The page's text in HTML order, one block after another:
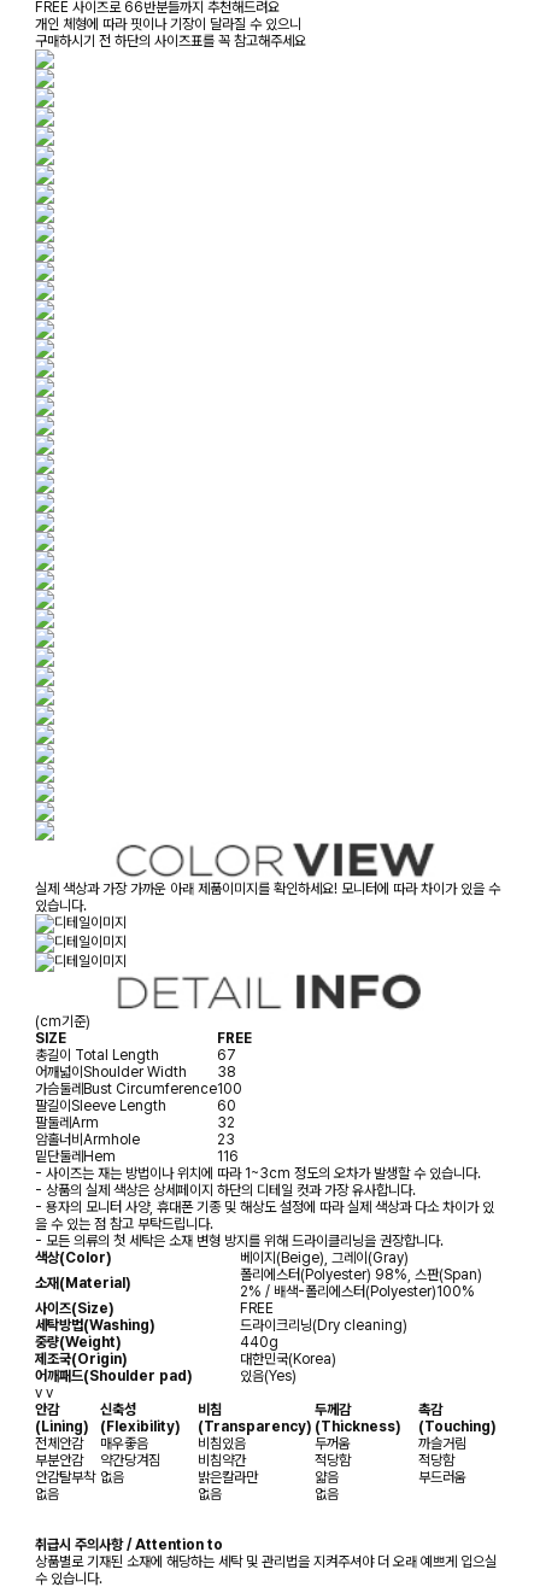
FREE 사이즈로 66반분들까지 추천해드려요
개인 체형에 따라 핏이나 기장이 달라질 수 있으니
구매하시기 전 하단의 사이즈표를 꼭 참고해주세요
실제 색상과 가장 가까운 아래 제품이미지를 확인하세요! 모니터에 따라 차이가 있을 수
있습니다.
(cm기준)
SIZE
FREE
총길이 Total Length
67
어깨넓이 Shoulder Width
38
가슴둘레 Bust Circumference100
팔길이 Sleeve Length
60
팔둘레 Arm
32
암홀너비 Armhole
23
밑단둘레 Hem
116
- 사이즈는 재는 방법이나 위치에 따라 1~3cm 정도의 오차가 발생할 수 있습니다.
- 상품의 실제 색상은 상세페이지 하단의 디테일 컷과 가장 유사합니다.
- 용자의 모니터 사양, 휴대폰 기종 및 해상도 설정에 따라 실제 색상과 다소 차이가 있
을 수 있는 점 참고 부탁드립니다.
- 모든 의류의 첫 세탁은 소재 변형 방지를 위해 드라이클리닝을 권장합니다.
색상(Color)
베이지(Beige), 그레이(Gray)
소재(Material)
폴리에스터(Polyester) 98%, 스판(Span)
2% / 배색-폴리에스터(Polyester)100%
사이즈(Size)
FREE
세탁방법(Washing)
드라이크리닝(Dry cleaning)
중량(Weight)
440g
제조국(Origin)
대한민국(Korea)
어깨패드(Shoulder pad)
있음(Yes)
v v
안감
(Lining)
신축성
(Flexibility)
비침
(Transparency)
두께감
(Thickness)
촉감
(Touching)
전체안감
매우좋음 비침있음 두꺼움
까슬거림
부분안감
약간당겨짐 비침약간 적당함
적당함
안감탈부착 없음 밝은칼라만 얇음
부드러움
없음
없음 없음
취급시 주의사항 / Attention to
상품별로 기재된 소재에 해당하는 세탁 및 관리법을 지켜주셔야 더 오래 예쁘게 입으실
수 있습니다.